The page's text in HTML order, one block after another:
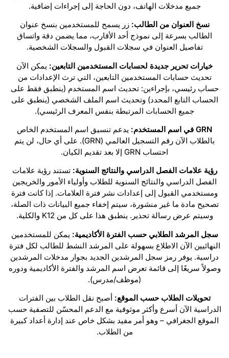
جميع مدخلات الهاتف، دون الحاجة إلى إجراءات إضافية.
نسخ العنوان من الطالب:زر يسمح للمستخدمين بنسخ عنوان
الطالب بسرعة إلى نموذج أحد الأقارب، مما يضمن دقة واتساق
تفاصيل العنوان في سجلات القبول والسجلات الشخصية.
خيارات تحرير جديدة لحسابات المستخدمين التابعين: يمكن الآن
تحديث حسابات المستخدمين التابعين، التي ترث الإعدادات من
حساب رئيسي، بإجراءين: تحديث اسم المستخدم (ينطبق فقط على
الحساب التابع المحدد) وتحديث اسم الملف الشخصي (ينطبق على
جميع الحسابات المرتبطة بنفس المعرف الرئيسي).
GRN في اسم المستخدم:
يدعم تنسيق اسم المستخدم الخاص
بالطلاب الآن رقم التسجيل العالمي (GRN). على أي حال، لن يتم
احتساب GRN إلا بعد تقديم الكيان.
رؤية علامات الفصل الدراسي والنتائج السنوية:تستند رؤية علامات
الفصل الدراسي والنتائج السنوية للطلاب وأولياء الأمور والخريجين
ومستخدمي القبول إلى إعدادات نشر فترة العلامات. إذا كانت فترة
تصحيح مادة ما غير منشورة، سيتم إخفاء جميع البيانات ذات الصلة،
وسيتم عرض رسالة تحذير. ينطبق هذا على كل من K12 والكلية.
سجل المرشد الطلابي حسب الفترة الأكاديمية: يمكن للمستخدمين
النهائيين الآن الاطلاع بسهولة على المرشد النشط للطالب لكل فترة
دراسية. يوفر رمز سجل المرشدين الجديد بجوار مدخلات المرشدين
وصولاً سريعًا إلى قائمة تعرض اسم المرشد والفترة الأكاديمية ودوره
(موظف/مدرس).
تحويلات الطلاب حسب الموقع: أصبح نقل الطلاب بين الفترات
الدراسية الآن أسرع وأكثر موثوقية مع الدعم المحسّن للتصفية حسب
الموقع الجغرافي – وهو أمر مفيد بشكل خاص عند إدارة أعداد كبيرة
من الطلاب.